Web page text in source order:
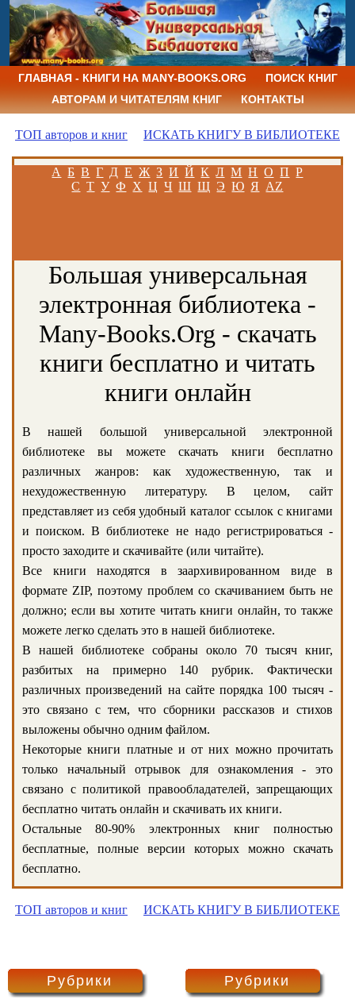
ГЛАВНАЯ - КНИГИ НА MANY-BOOKS.ORG
ПОИСК КНИГ
АВТОРАМ И ЧИТАТЕЛЯМ КНИГ
КОНТАКТЫ
ТОП авторов и книг ИСКАТЬ КНИГУ В БИБЛИОТЕКЕ
А Б В Г Д Е Ж З И Й К Л М Н О П Р
С Т У Ф Х Ц Ч Ш Щ Э Ю Я AZ
Большая универсальная
электронная библиотека -
Many-Books.Org - скачать
книги бесплатно и читать
книги онлайн
В нашей большой универсальной электронной
библиотеке вы можете скачать книги бесплатно
различных жанров: как художественную, так и
нехудожественную литературу. В целом, сайт
представляет из себя удобный каталог ссылок с книгами
и поиском. В библиотеке не надо регистрироваться -
просто заходите и скачивайте (или читайте).
Все книги находятся в заархивированном виде в
формате ZIP, поэтому проблем со скачиванием быть не
должно; если вы хотите читать книги онлайн, то также
можете легко сделать это в нашей библиотеке.
В нашей библиотеке собраны около 70 тысяч книг,
разбитых на примерно 140 рубрик. Фактически
различных произведений на сайте порядка 100 тысяч -
это связано с тем, что сборники рассказов и стихов
выложены обычно одним файлом.
Некоторые книги платные и от них можно прочитать
только начальный отрывок для ознакомления - это
связано с политикой правообладателей, запрещающих
бесплатно читать онлайн и скачивать их книги.
Остальные 80-90% электронных книг полностью
бесплатные, полные версии которых можно скачать
бесплатно.
ТОП авторов и книг ИСКАТЬ КНИГУ В БИБЛИОТЕКЕ
Рубрики Рубрики